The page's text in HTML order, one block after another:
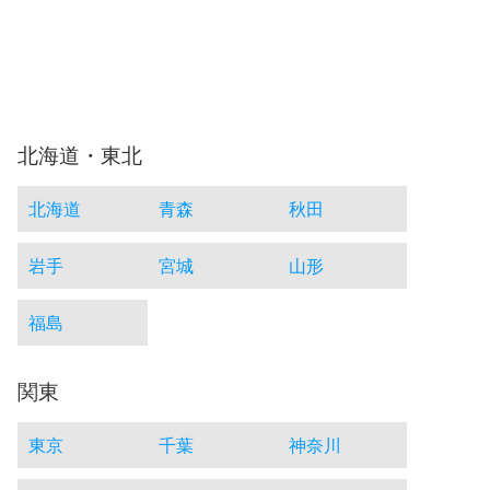
北海道・東北
北海道 青森 秋田
岩手 宮城 山形
福島
関東
東京 千葉 神奈川